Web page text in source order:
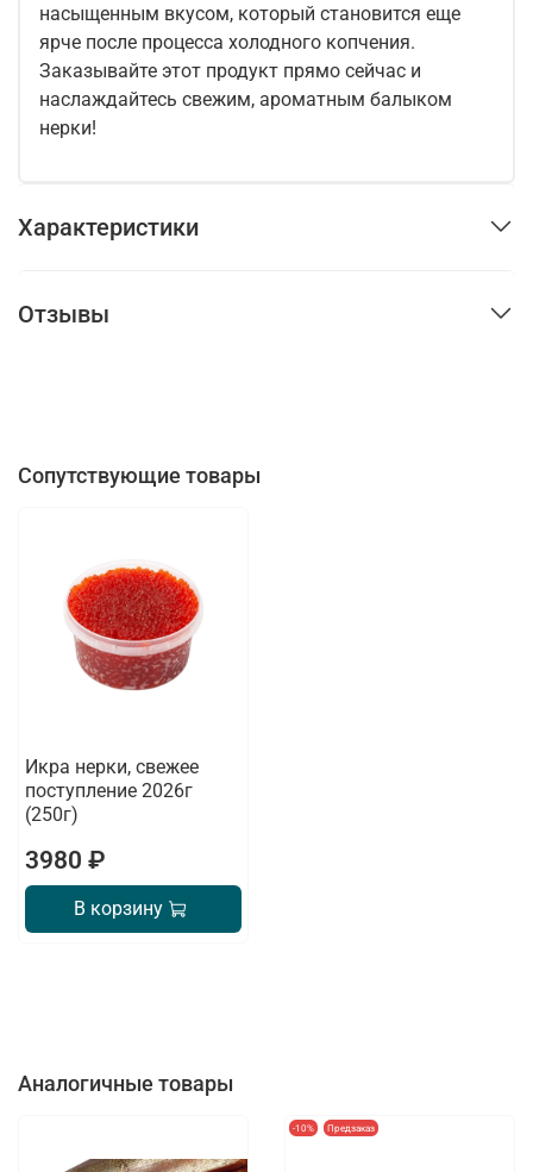
насыщенным вкусом, который становится еще
ярче после процесса холодного копчения.
Заказывайте этот продукт прямо сейчас и
наслаждайтесь свежим, ароматным балыком
нерки!
Характеристики
Отзывы
Сопутствующие товары
Икра нерки, свежее
поступление 2026г
(250г)
3980 ₽
В корзину
Аналогичные товары
-10% Предзаказ